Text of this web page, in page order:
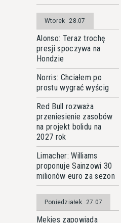
Wtorek 28.07
Alonso: Teraz trochę
presji spoczywa na
Hondzie
Norris: Chciałem po
prostu wygrać wyścig
Red Bull rozważa
przeniesienie zasobów
na projekt bolidu na
2027 rok
Limacher: Williams
proponuje Sainzowi 30
milionów euro za sezon
Poniedziałek 27.07
Mekies zapowiada